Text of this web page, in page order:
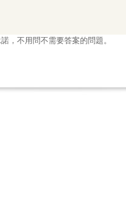
，不用問不需要答案的問題。